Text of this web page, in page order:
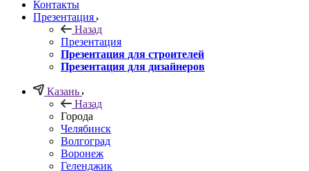
Контакты
Презентация
Назад
Презентация
Презентация для строителей
Презентация для дизайнеров
Казань
Назад
Города
Челябинск
Волгоград
Воронеж
Геленджик